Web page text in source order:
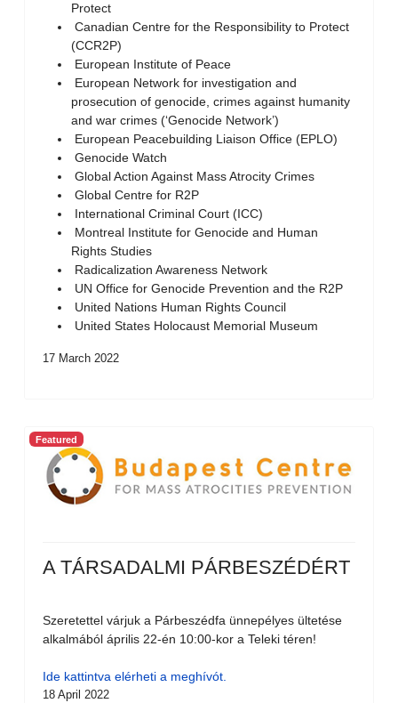
Protect
Canadian Centre for the Responsibility to Protect
(CCR2P)
European Institute of Peace
European Network for investigation and
prosecution of genocide, crimes against humanity
and war crimes (‘Genocide Network’)
European Peacebuilding Liaison Office (EPLO)
Genocide Watch
Global Action Against Mass Atrocity Crimes
Global Centre for R2P
International Criminal Court (ICC)
Montreal Institute for Genocide and Human
Rights Studies
Radicalization Awareness Network
UN Office for Genocide Prevention and the R2P
United Nations Human Rights Council
United States Holocaust Memorial Museum
17 March 2022
Featured
A TÁRSADALMI PÁRBESZÉDÉRT
Szeretettel várjuk a Párbeszédfa ünnepélyes ültetése
alkalmából április 22-én 10:00-kor a Teleki téren!
Ide kattintva elérheti a meghívót.
18 April 2022